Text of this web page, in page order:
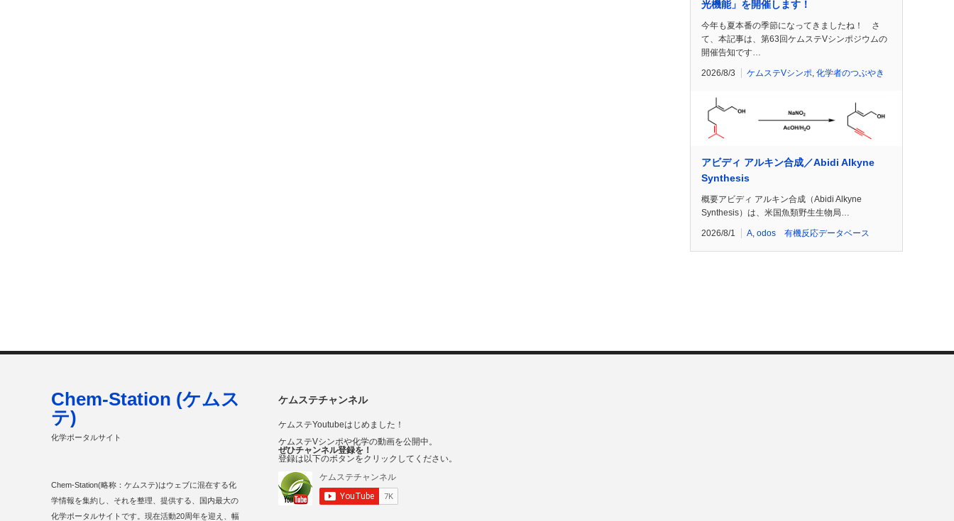
光機能」を開催します！
今年も夏本番の季節になってきましたね！ さ
て、本記事は、第63回ケムステVシンポジウムの
開催告知です…
2026/8/3 ケムステVシンポ, 化学者のつぶやき
アビディ アルキン合成／Abidi Alkyne
Synthesis
概要アビディ アルキン合成（Abidi Alkyne
Synthesis）は、米国魚類野生生物局…
2026/8/1 A, odos 有機反応データベース
ケムステチャンネル
ケムステYoutubeはじめました！
ケムステVシンポや化学の動画を公開中。
ぜひチャンネル登録を！
登録は以下のボタンをクリックしてください。
Chem-Station (ケムス
テ)
化学ポータルサイト
Chem-Station(略称：ケムステ)はウェブに混在する化
学情報を集約し、それを整理、提供する、国内最大の
化学ポータルサイトです。現在活動20周年を迎え、幅